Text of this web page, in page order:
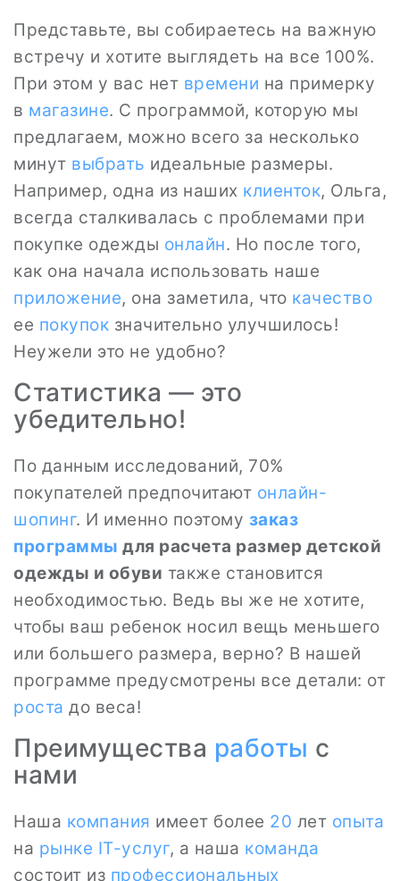
Представьте, вы собираетесь на важную
встречу и хотите выглядеть на все 100%.
При этом у вас нет времени на примерку
в магазине. С программой, которую мы
предлагаем, можно всего за несколько
минут выбрать идеальные размеры.
Например, одна из наших клиенток, Ольга,
всегда сталкивалась с проблемами при
покупке одежды онлайн. Но после того,
как она начала использовать наше
приложение, она заметила, что качество
ее покупок значительно улучшилось!
Неужели это не удобно?
Статистика — это
убедительно!
По данным исследований, 70%
покупателей предпочитают онлайн-
шопинг. И именно поэтому заказ
программы для расчета размер детской
одежды и обуви также становится
необходимостью. Ведь вы же не хотите,
чтобы ваш ребенок носил вещь меньшего
или большего размера, верно? В нашей
программе предусмотрены все детали: от
роста до веса!
Преимущества работы с
нами
Наша компания имеет более 20 лет опыта
на рынке IT-услуг, а наша команда
состоит из профессиональных